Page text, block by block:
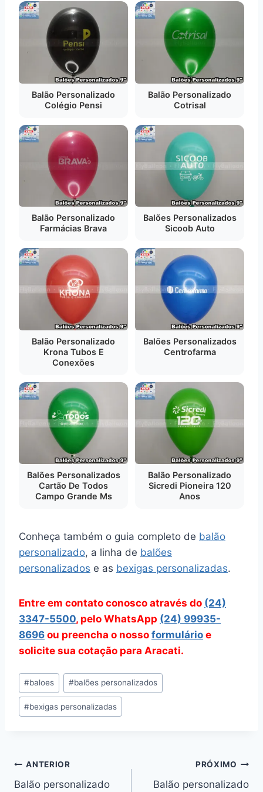
Balão Personalizado
Colégio Pensi
Balão Personalizado
Cotrisal
Balão Personalizado
Farmácias Brava
Balões Personalizados
Sicoob Auto
Balão Personalizado
Krona Tubos E
Conexões
Balões Personalizados
Centrofarma
Balões Personalizados
Cartão De Todos
Campo Grande Ms
Balão Personalizado
Sicredi Pioneira 120
Anos
Conheça também o guia completo de balão
personalizado, a linha de balões
personalizados e as bexigas personalizadas.
Entre em contato conosco através do (24)
3347-5500, pelo WhatsApp (24) 99935-
8696 ou preencha o nosso formulário e
solicite sua cotação para Aracati.
Tags
do
Post:
#baloes #balões personalizados
#bexigas personalizadas
Navegação
ANTERIOR
Balão personalizado
PRÓXIMO
Balão personalizado